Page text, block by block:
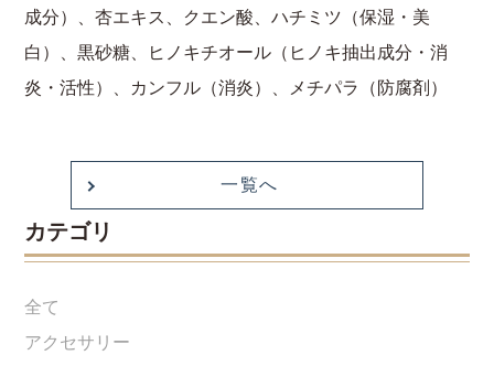
カテゴリ
全て
アクセサリー
成分）、杏エキス、クエン酸、ハチミツ（保湿・美
白）、黒砂糖、ヒノキチオール（ヒノキ抽出成分・消
炎・活性）、カンフル（消炎）、メチパラ（防腐剤）
一覧へ